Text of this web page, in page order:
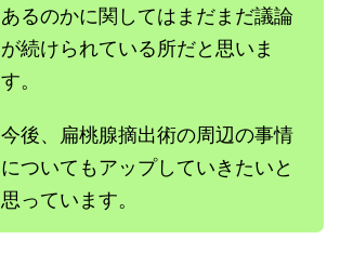
あるのかに関してはまだまだ議論
が続けられている所だと思いま
す。
今後、扁桃腺摘出術の周辺の事情
についてもアップしていきたいと
思っています。